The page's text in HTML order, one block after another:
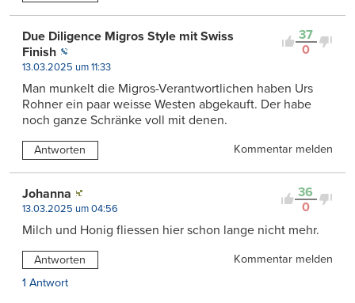
37
0
Due Diligence Migros Style mit Swiss
Finish
13.03.2025 um 11:33
Man munkelt die Migros-Verantwortlichen haben Urs
Rohner ein paar weisse Westen abgekauft. Der habe
noch ganze Schränke voll mit denen.
Antworten Kommentar melden
36
0
Johanna
13.03.2025 um 04:56
Milch und Honig fliessen hier schon lange nicht mehr.
Antworten
Kommentar melden
1 Antwort